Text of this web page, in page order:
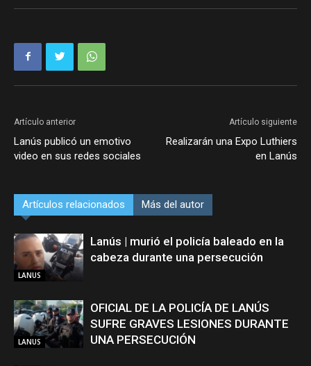
Artículo anterior
Lanús publicó un emotivo
video en sus redes sociales
Artículo siguiente
Realizarán una Expo Luthiers
en Lanús
Artículos relacionados Más del autor
LANUS
Lanús | murió el policía baleado en la
cabeza durante una persecución
LANUS
OFICIAL DE LA POLICÍA DE LANÚS
SUFRE GRAVES LESIONES DURANTE
UNA PERSECUCIÓN